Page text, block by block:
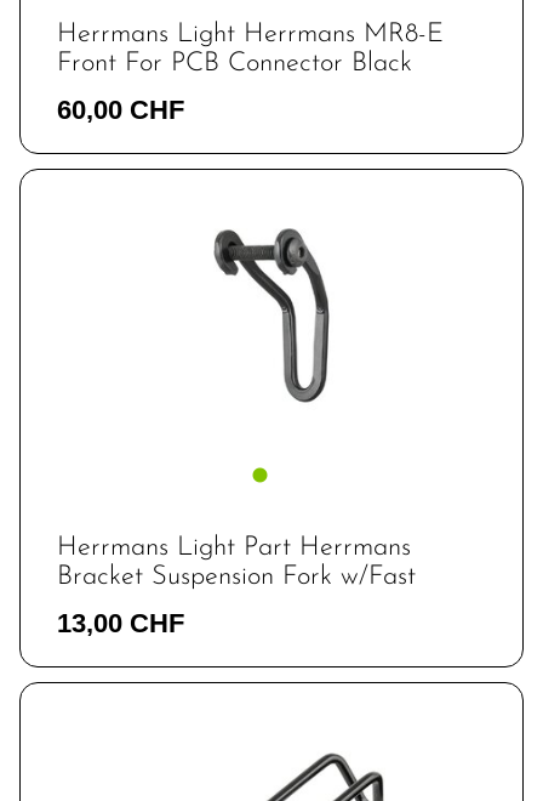
Herrmans Light Herrmans MR8-E
Front For PCB Connector Black
60,00 CHF
Herrmans Light Part Herrmans
Bracket Suspension Fork w/Fast
13,00 CHF